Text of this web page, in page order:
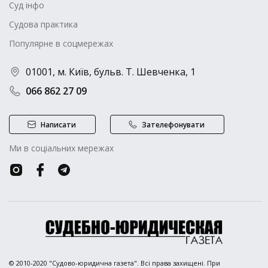
Суд інфо
Судова практика
Популярне в соцмережах
066 862 27 09
01001, м. Київ, бульв. Т. Шевченка, 1
Написати Зателефонувати
Ми в соціальних мережах
© 2010-2020 "Судово-юридична газета". Всі права захищені. При